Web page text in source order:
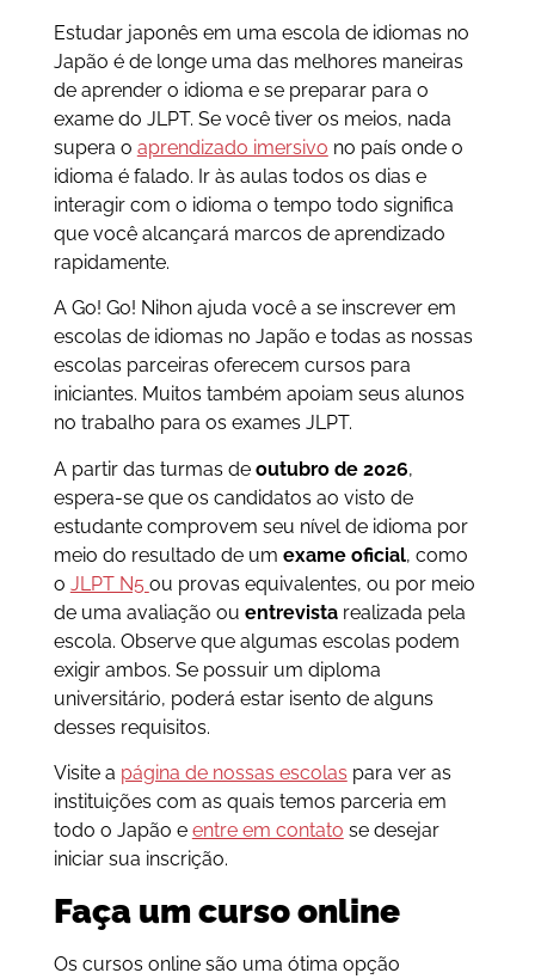
Estudar japonês em uma escola de idiomas no
Japão é de longe uma das melhores maneiras
de aprender o idioma e se preparar para o
exame do JLPT. Se você tiver os meios, nada
supera o aprendizado imersivo no país onde o
idioma é falado. Ir às aulas todos os dias e
interagir com o idioma o tempo todo significa
que você alcançará marcos de aprendizado
rapidamente.
A Go! Go! Nihon ajuda você a se inscrever em
escolas de idiomas no Japão e todas as nossas
escolas parceiras oferecem cursos para
iniciantes. Muitos também apoiam seus alunos
no trabalho para os exames JLPT.
A partir das turmas de outubro de 2026,
espera-se que os candidatos ao visto de
estudante comprovem seu nível de idioma por
meio do resultado de um exame oficial, como
o JLPT N5 ou provas equivalentes, ou por meio
de uma avaliação ou entrevistarealizada pela
escola. Observe que algumas escolas podem
exigir ambos. Se possuir um diploma
universitário, poderá estar isento de alguns
desses requisitos.
Visite a página de nossas escolas para ver as
instituições com as quais temos parceria em
todo o Japão e entre em contato se desejar
iniciar sua inscrição.
Faça um curso online
Os cursos online são uma ótima opção